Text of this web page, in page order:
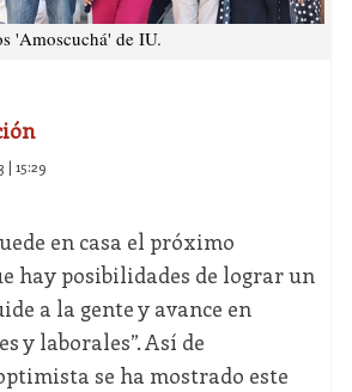
'Amoscuchá' de IU.
| 15:29
en casa el próximo
hay posibilidades de lograr un
a la gente y avance en
y laborales”. Así de
se ha mostrado este